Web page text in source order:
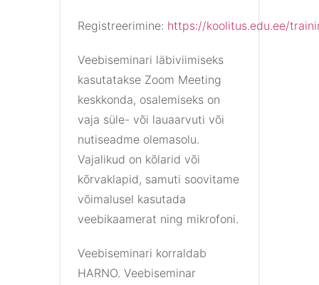
Registreerimine: https://koolitus.edu.ee/
Veebiseminari läbiviimiseks
kasutatakse Zoom Meeting
keskkonda, osalemiseks on
vaja süle- või lauaarvuti või
nutiseadme olemasolu.
Vajalikud on kõlarid või
kõrvaklapid, samuti soovitame
võimalusel kasutada
veebikaamerat ning mikrofoni.
Veebiseminari korraldab
HARNO. Veebiseminar